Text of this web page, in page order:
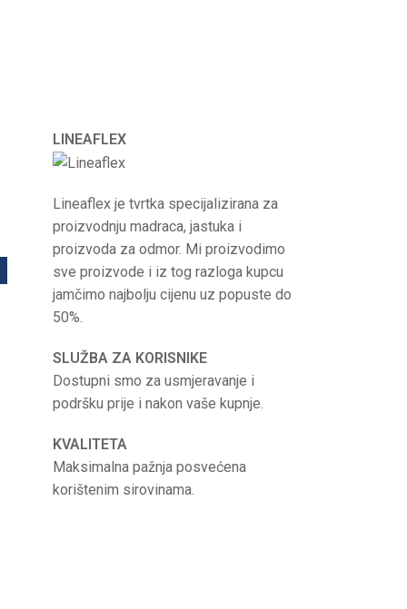
LINEAFLEX
Lineaflex je tvrtka specijalizirana za
proizvodnju madraca, jastuka i
proizvoda za odmor. Mi proizvodimo
sve proizvode i iz tog razloga kupcu
jamčimo najbolju cijenu uz popuste do
50%.
SLUŽBA ZA KORISNIKE
Dostupni smo za usmjeravanje i
podršku prije i nakon vaše kupnje.
KVALITETA
Maksimalna pažnja posvećena
korištenim sirovinama.